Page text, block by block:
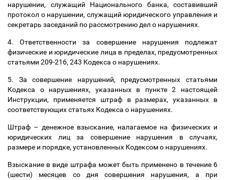
нарушении, служащий Национального банка, составивший
протокол о нарушении, служащий юридического управления и
секретарь заседаний по рассмотрению дел о нарушениях.
4. Ответственности за совершение нарушения подлежат
физические и юридические лица в пределах, предусмотренных
статьями 209-216, 243 Кодекса о нарушениях.
5. За совершение нарушений, предусмотренных статьями
Кодекса о нарушениях, указанных в пункте 2 настоящей
Инструкции, применяется штраф в размерах, указанных в
соответствующих статьях Кодекса о нарушениях.
Штраф – денежное взыскание, налагаемое на физических и
юридических лиц за совершение нарушения в случаях,
размере и порядке, установленных Кодексом о нарушениях.
Взыскание в виде штрафа может быть применено в течение 6
(шести) месяцев со дня совершения нарушения, а при